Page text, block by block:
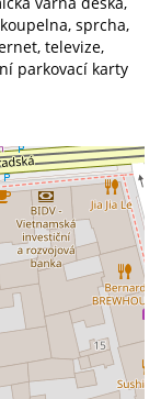
sprcha,
televize,
parkovací karty